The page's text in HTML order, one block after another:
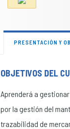
PRESENTACIÓN Y
OBJETIVOS DEL
Aprenderá a
por la gestión del
trazabilidad de